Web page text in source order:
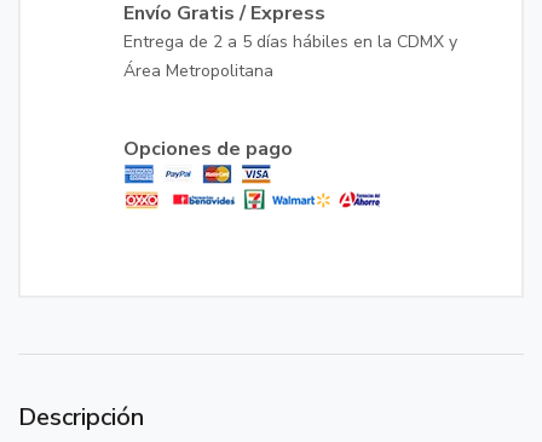
Envío Gratis / Express
Entrega de 2 a 5 días hábiles en la CDMX y
Área Metropolitana
Opciones de pago
Descripción